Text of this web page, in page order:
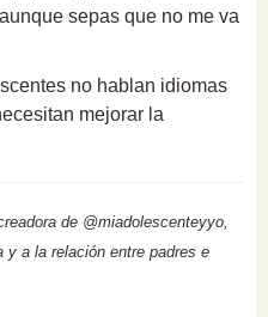
sepas que no me va
no hablan idiomas
mejorar la
de @miadolescenteyyo,
y a la relación entre padres e